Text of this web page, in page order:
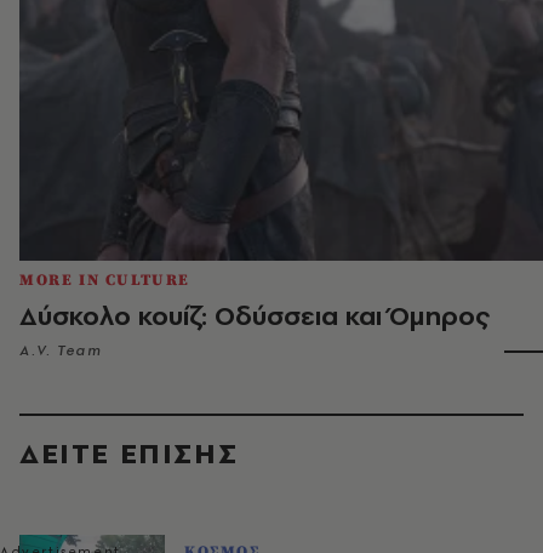
MORE IN CULTURE
Δύσκολο κουίζ: Οδύσσεια και Όμηρος
A.V. Team
ΔΕΙΤΕ ΕΠΙΣΗΣ